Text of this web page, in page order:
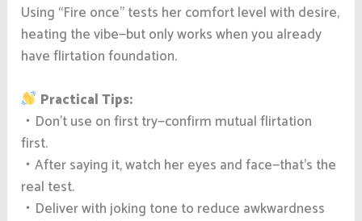
Using “Fire once” tests her comfort level with desire,
heating the vibe—but only works when you already
have flirtation foundation.
Practical Tips:
・Don’t use on first try—confirm mutual flirtation
first.
・After saying it, watch her eyes and face—that’s the
real test.
・Deliver with joking tone to reduce awkwardness